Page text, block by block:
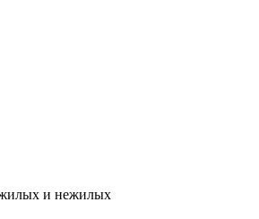
и нежилых